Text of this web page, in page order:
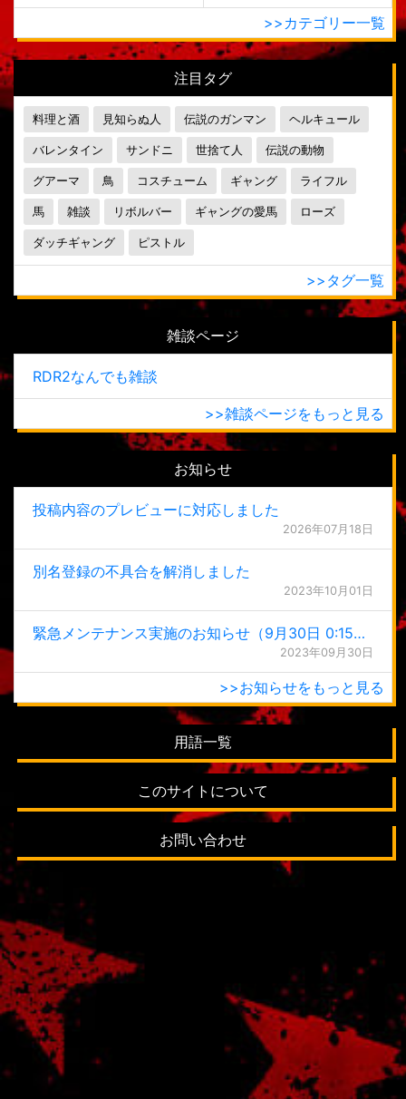
>>カテゴリー一覧
注目タグ
料理と酒 見知らぬ人 伝説のガンマン ヘルキュール
バレンタイン サンドニ 世捨て人 伝説の動物
グアーマ 鳥 コスチューム ギャング ライフル
馬 雑談 リボルバー ギャングの愛馬 ローズ
ダッチギャング ピストル
>>タグ一覧
雑談ページ
RDR2なんでも雑談
>>雑談ページをもっと見る
お知らせ
投稿内容のプレビューに対応しました
2026年07月18日
別名登録の不具合を解消しました
2023年10月01日
緊急メンテナンス実施のお知らせ（9月30日 0:15更新）
2023年09月30日
>>お知らせをもっと見る
用語一覧
このサイトについて
お問い合わせ